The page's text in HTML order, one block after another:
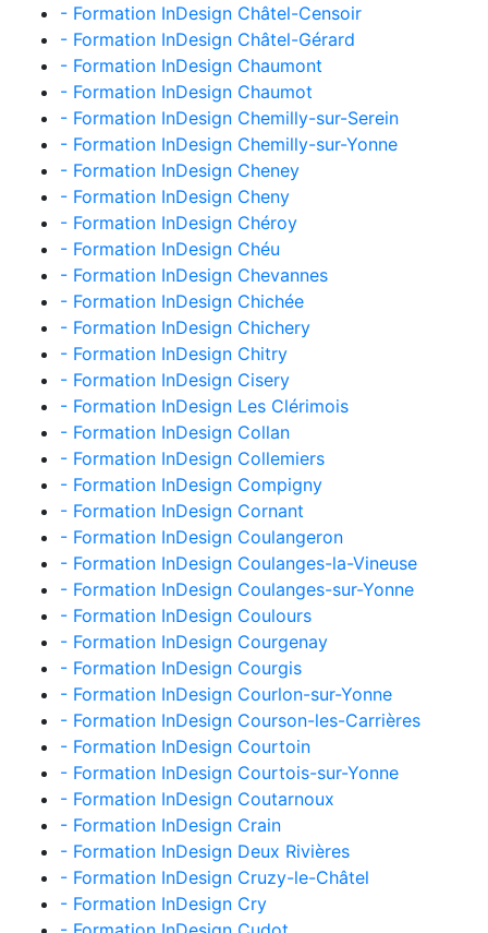
- Formation InDesign Châtel-Censoir
- Formation InDesign Châtel-Gérard
- Formation InDesign Chaumont
- Formation InDesign Chaumot
- Formation InDesign Chemilly-sur-Serein
- Formation InDesign Chemilly-sur-Yonne
- Formation InDesign Cheney
- Formation InDesign Cheny
- Formation InDesign Chéroy
- Formation InDesign Chéu
- Formation InDesign Chevannes
- Formation InDesign Chichée
- Formation InDesign Chichery
- Formation InDesign Chitry
- Formation InDesign Cisery
- Formation InDesign Les Clérimois
- Formation InDesign Collan
- Formation InDesign Collemiers
- Formation InDesign Compigny
- Formation InDesign Cornant
- Formation InDesign Coulangeron
- Formation InDesign Coulanges-la-Vineuse
- Formation InDesign Coulanges-sur-Yonne
- Formation InDesign Coulours
- Formation InDesign Courgenay
- Formation InDesign Courgis
- Formation InDesign Courlon-sur-Yonne
- Formation InDesign Courson-les-Carrières
- Formation InDesign Courtoin
- Formation InDesign Courtois-sur-Yonne
- Formation InDesign Coutarnoux
- Formation InDesign Crain
- Formation InDesign Deux Rivières
- Formation InDesign Cruzy-le-Châtel
- Formation InDesign Cry